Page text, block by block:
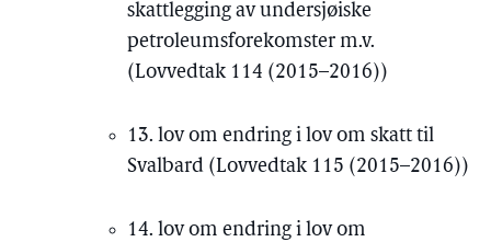
skattlegging av undersjøiske
petroleumsforekomster m.v.
(Lovvedtak 114 (2015–2016))
13. lov om endring i lov om skatt til
Svalbard (Lovvedtak 115 (2015–2016))
14. lov om endring i lov om